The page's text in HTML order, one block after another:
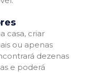
casa, criar
ou apenas
dezenas
e poderá